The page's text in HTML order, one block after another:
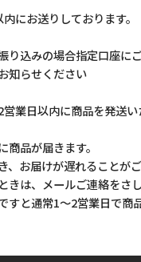
にお送りしております。
り込みの場合指定口座に
知らせください
業日以内に商品を発送
商品が届きます。
、お届けが遅れることがご
きは、メールご連絡をさし
すと通常1～2営業日で商